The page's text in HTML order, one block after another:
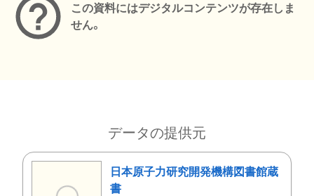
この資料にはデジタルコンテンツが存在しま
せん。
データの提供元
日本原子力研究開発機構図書館蔵
書